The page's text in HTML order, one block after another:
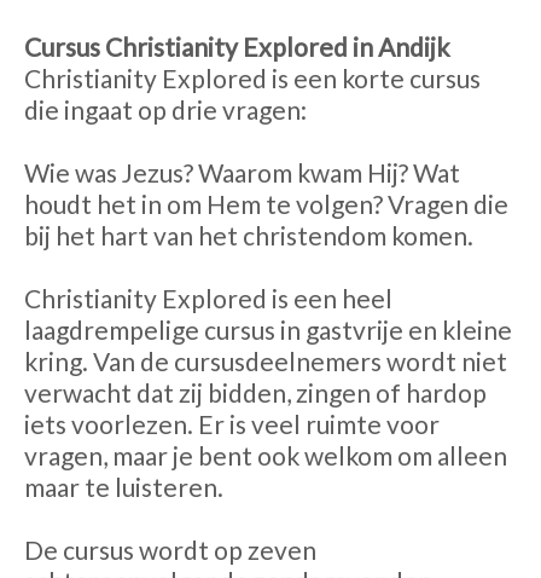
Cursus Christianity Explored in Andijk
Christianity Explored is een korte cursus
die ingaat op drie vragen:
Wie was Jezus? Waarom kwam Hij? Wat
houdt het in om Hem te volgen? Vragen die
bij het hart van het christendom komen.
Christianity Explored is een heel
laagdrempelige cursus in gastvrije en kleine
kring. Van de cursusdeelnemers wordt niet
verwacht dat zij bidden, zingen of hardop
iets voorlezen. Er is veel ruimte voor
vragen, maar je bent ook welkom om alleen
maar te luisteren.
De cursus wordt op zeven